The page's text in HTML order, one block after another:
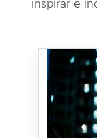
inspirar e